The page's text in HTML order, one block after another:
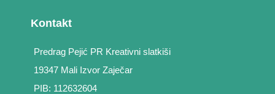
Kontakt
Predrag Pejić PR Kreativni slatkiši
19347 Mali Izvor Zaječar
PIB: 112632604